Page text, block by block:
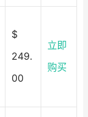
$
249.
00
立即
购买